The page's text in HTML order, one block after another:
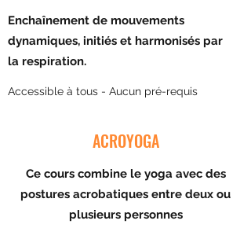
Enchaînement de mouvements
dynamiques, initiés et harmonisés par
la respiration.
Accessible à tous - Aucun pré-requis
ACROYOGA
Ce cours combine le yoga avec des
postures acrobatiques entre deux ou
plusieurs personnes